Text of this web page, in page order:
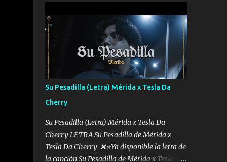
me mandó yo tengo el control a todos yo les
paro el dedo soy hocicon un malcriado un
malandrón Que Les importa no saben nada
falsas las risas las que me miran hay gente
corriente no quieren verte subir de level
trucha mis plebes Música A veces me pongo
un sombrero a veces me ven la cachucha de
lado con la mirada siempre en alto A veces
me fajó una super o a veces me fajó una
Glock siempre armado todas las
generaciones yo traigo El chiste es que hago
lo que quiero pues así soy me mandó yo
Su Pesadilla (Letra) Mérida x Tesla Da
Cherry
Su Pesadilla (Letra) Mérida x Tesla Da
Cherry LETRA Su Pesadilla de Mérida x
Tesla Da Cherry ❌⭐Ya disponible la letra de
la canción Su Pesadilla de Mérida x Tesla Da